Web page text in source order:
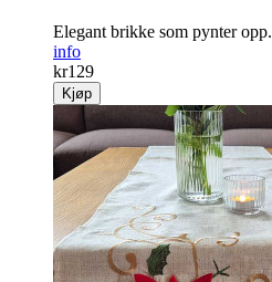
Elegant brikke som pynter opp.
info
kr129
Kjøp